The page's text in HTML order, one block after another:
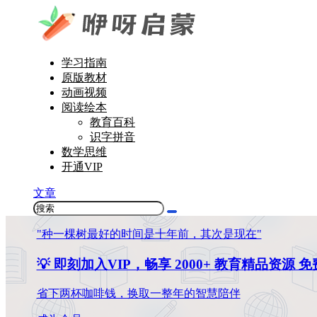
学习指南
原版教材
动画视频
阅读绘本
教育百科
识字拼音
数学思维
开通VIP
文章
"种一棵树最好的时间是十年前，其次是现在"
💡 即刻加入VIP，畅享 2000+ 教育精品资源 免
省下两杯咖啡钱，换取一整年的智慧陪伴